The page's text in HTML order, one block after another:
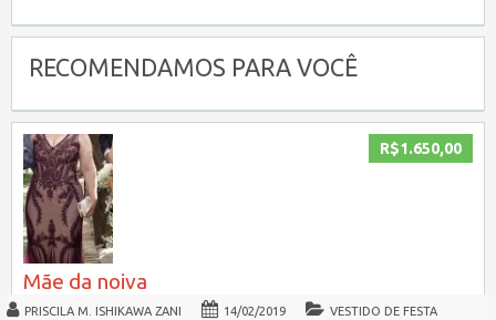
RECOMENDAMOS PARA VOCÊ
R$1.650,00
Mãe da noiva
PRISCILA M. ISHIKAWA ZANI 14/02/2019 VESTIDO DE FESTA